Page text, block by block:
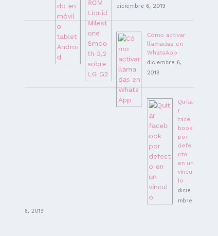
diciembre 6, 2019
Cómo activar
llamadas en
WhatsApp
diciembre 6,
2019
Quita
r
face
book
por
defe
cto
en un
víncu
lo
dicie
mbre
6, 2019